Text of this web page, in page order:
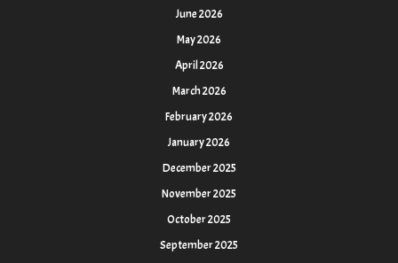
June 2026
May 2026
April 2026
March 2026
February 2026
January 2026
December 2025
November 2025
October 2025
September 2025